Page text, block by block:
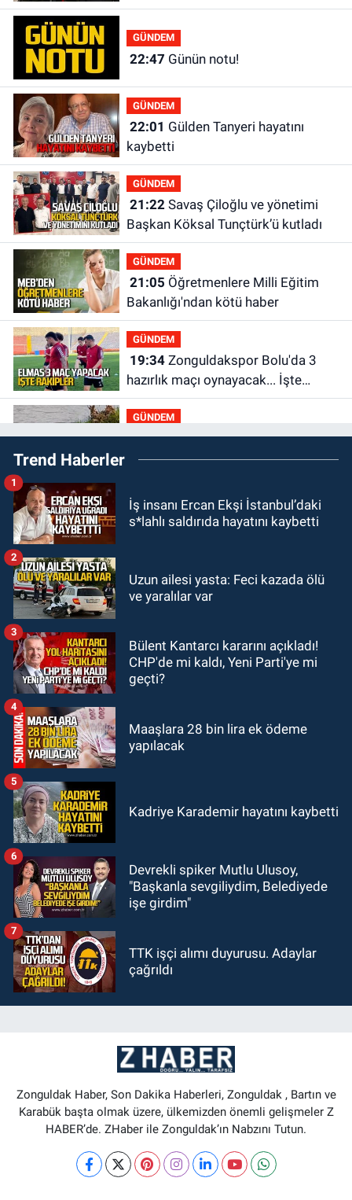
GÜNDEM
22:47 Günün notu!
GÜNDEM
22:01
kaybetti
GÜNDEM
21:22Savaş Çiloğlu ve yönetimi
Başkan Köksal Tunçtürk’ü kutladı
GÜNDEM
21:05
Bakanlığı'ndan kötü haber
GÜNDEM
19:34Zonguldakspor Bolu'da 3
hazırlık maçı oynayacak... İşte
rakipler...
GÜNDEM
19:27Çaycuma ırmağında görüldü:
Görenler şaşkınlık yaşadı
19:12
18:52Zonguldak'ta pitbul köpek
GÜNDEM
18:44Zonguldak'ta araç yayaya
çarptı: Ağır yaralanan yaya tedavi
Trend Haberler
İş insanı Ercan Ekşi İstanbul’daki
s*lahlı saldırıda hayatını kaybetti
1
Uzun ailesi yasta: Feci kazada ölü
ve yaralılar var
2
Bülent Kantarcı kararını açıkladı!
CHP'de mi kaldı, Yeni Parti'ye mi
geçti?
3
Maaşlara 28 bin lira ek ödeme
yapılacak
4
Kadriye Karademir hayatını kaybetti
5
Devrekli spiker Mutlu Ulusoy,
"Başkanla sevgiliydim, Belediyede
işe girdim"
6
TTK işçi alımı duyurusu. Adaylar
çağrıldı
7
Zonguldak Haber, Son Dakika Haberleri, Zonguldak , Bartın ve
Karabük başta olmak üzere, ülkemizden önemli gelişmeler Z
HABER’de. ZHaber ile Zonguldak’ın Nabzını Tutun.